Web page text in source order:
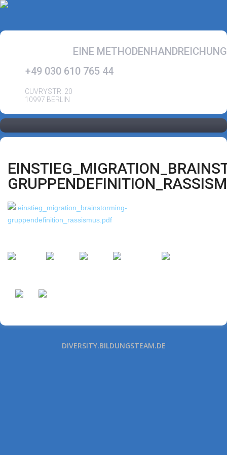
EINE METHODENHANDREICHUNG
+49 030 610 765 44
CUVRYSTR. 20
10997 BERLIN
einstieg_migration_brainstorming-
gruppendefinition_rassismus.pdf
DIVERSITY.BILDUNGSTEAM.DE